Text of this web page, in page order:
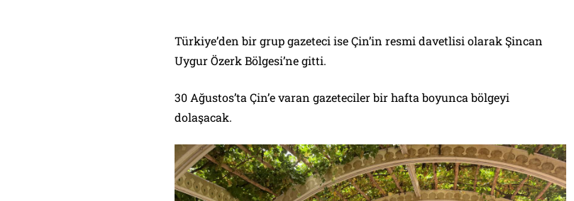
Türkiye’den bir grup gazeteci ise Çin’in resmi davetlisi olarak Şincan
Uygur Özerk Bölgesi’ne gitti.
30 Ağustos’ta Çin’e varan gazeteciler bir hafta boyunca bölgeyi
dolaşacak.